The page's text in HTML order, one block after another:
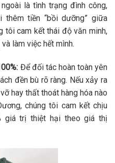
là tình trạng đình công,
thêm tiền “bồi dưỡng” giữa
tôi cam kết thái độ văn minh,
làm việc hết mình.
Để đối tác hoàn toàn yên
đền bù rõ ràng. Nếu xảy ra
hay thất thoát hàng hóa nào
chúng tôi cam kết chịu
giá trị thiệt hại theo giá thị